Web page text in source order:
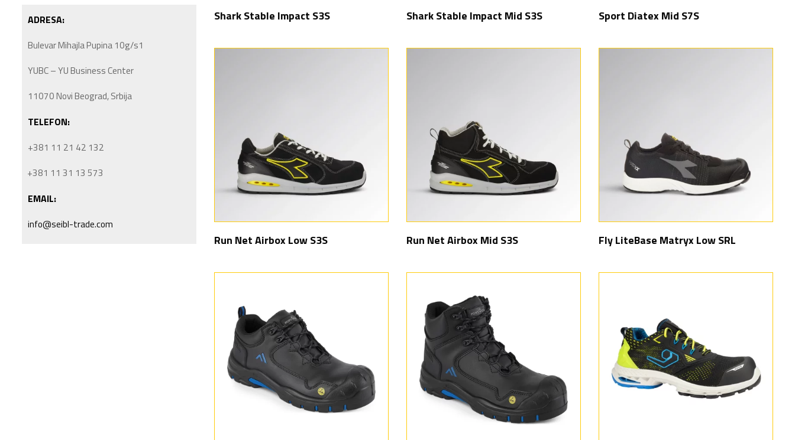
ADRESA:
Bulevar Mihajla Pupina 10g/s1
YUBC – YU Business Center
11070 Novi Beograd, Srbija
TELEFON:
+381 11 21 42 132
+381 11 31 13 573
EMAIL:
info@seibl-trade.com
Shark Stable Impact S3S Shark Stable Impact Mid S3S Sport Diatex Mid S7S
Run Net Airbox Low S3S Run Net Airbox Mid S3S Fly LiteBase Matryx Low SRL